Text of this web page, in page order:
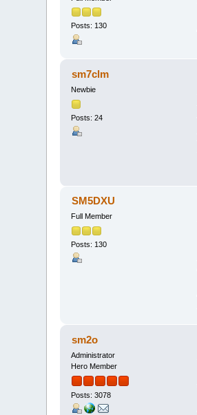
Posts: 130
sm7clm
Newbie
Posts: 24
SM5DXU
Full Member
Posts: 130
sm2o
Administrator
Hero Member
Posts: 3078